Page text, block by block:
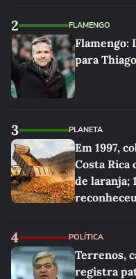
2 FLAMENGO
Flamengo:
para
3 PLANETA
Em 1997,
Costa Rica
de laranja;
4 POLÍTICA
Terrenos,
registra